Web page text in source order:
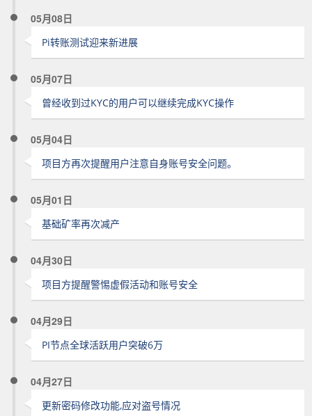
05月08日
Pi转账测试迎来新进展
05月07日
曾经收到过KYC的用户可以继续完成KYC操作
05月04日
项目方再次提醒用户注意自身账号安全问题。
05月01日
基础矿率再次减产
04月30日
项目方提醒警惕虚假活动和账号安全
04月29日
PI节点全球活跃用户突破6万
04月27日
更新密码修改功能,应对盗号情况